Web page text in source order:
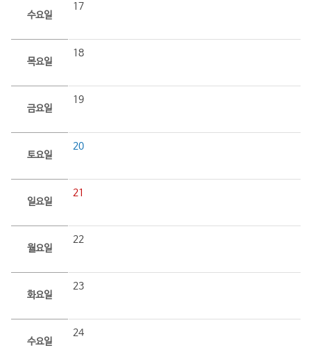
수요일
17
목요일
18
금요일
19
토요일
20
일요일
21
월요일
22
화요일
23
수요일
24